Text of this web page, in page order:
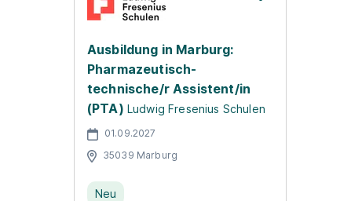
Ausbildung in Marburg:
Pharmazeutisch-
technische/r Assistent/in
(PTA) Ludwig Fresenius Schulen
01.09.2027
35039 Marburg
Neu